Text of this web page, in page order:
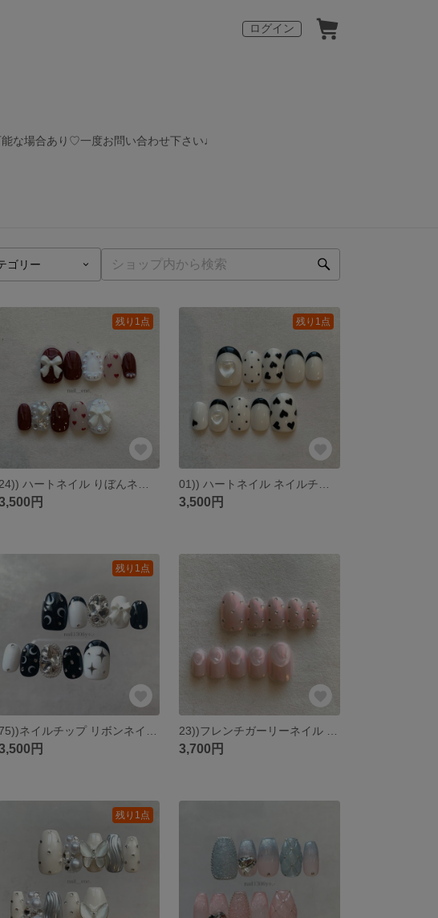
ログイン
な場合あり♡一度お問い合わせ下さい♩
残り1点
円
残り1点
3,500円
残り1点
円 3,700円
残り1点